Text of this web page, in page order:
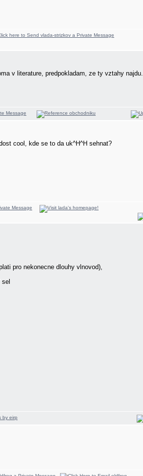
v literature, predpokladam, ze ty vztahy najdu.
cool, kde se to da uk^H^H sehnat?
pro nekonecne dlouhy vlnovod),